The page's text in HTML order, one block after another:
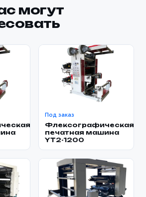
могут
Под заказ
Флексографическая
печатная машина
YT2-1200